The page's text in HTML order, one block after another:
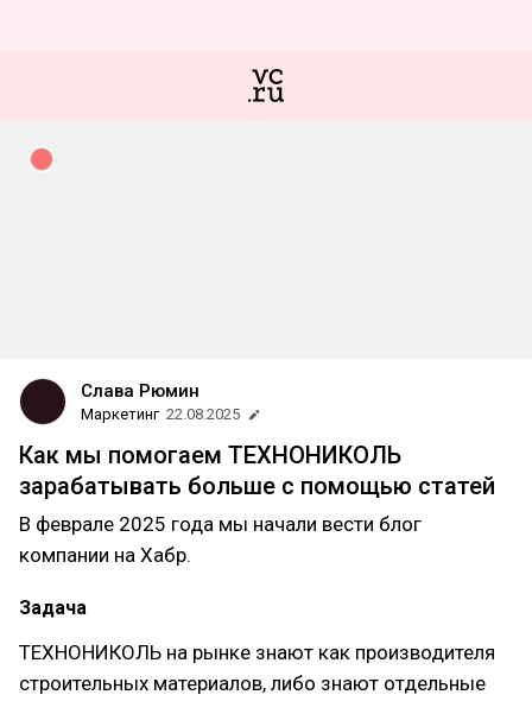
Слава Рюмин
Маркетинг 22.08.2025
Как мы помогаем ТЕХНОНИКОЛЬ
зарабатывать больше с помощью статей
В феврале 2025 года мы начали вести блог
компании на Хабр.
Задача
ТЕХНОНИКОЛЬ на рынке знают как производителя
строительных материалов, либо знают отдельные